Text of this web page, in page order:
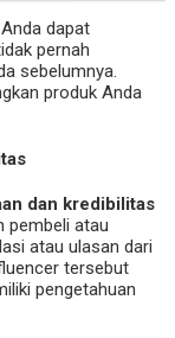
dapat
pernah
sebelumnya.
produk Anda
dan kredibilitas
pembeli atau
atau ulasan dari
tersebut
pengetahuan